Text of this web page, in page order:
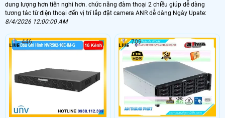
dung lượng hơn tiên nghi hơn. chức năng đàm thoại 2 chiều giúp dễ dàng
tương tác từ điện thoại đến vị trí lắp đặt camera ANR dễ dàng Ngày Upate:
8/4/2026 12:00:00 AM
446 709